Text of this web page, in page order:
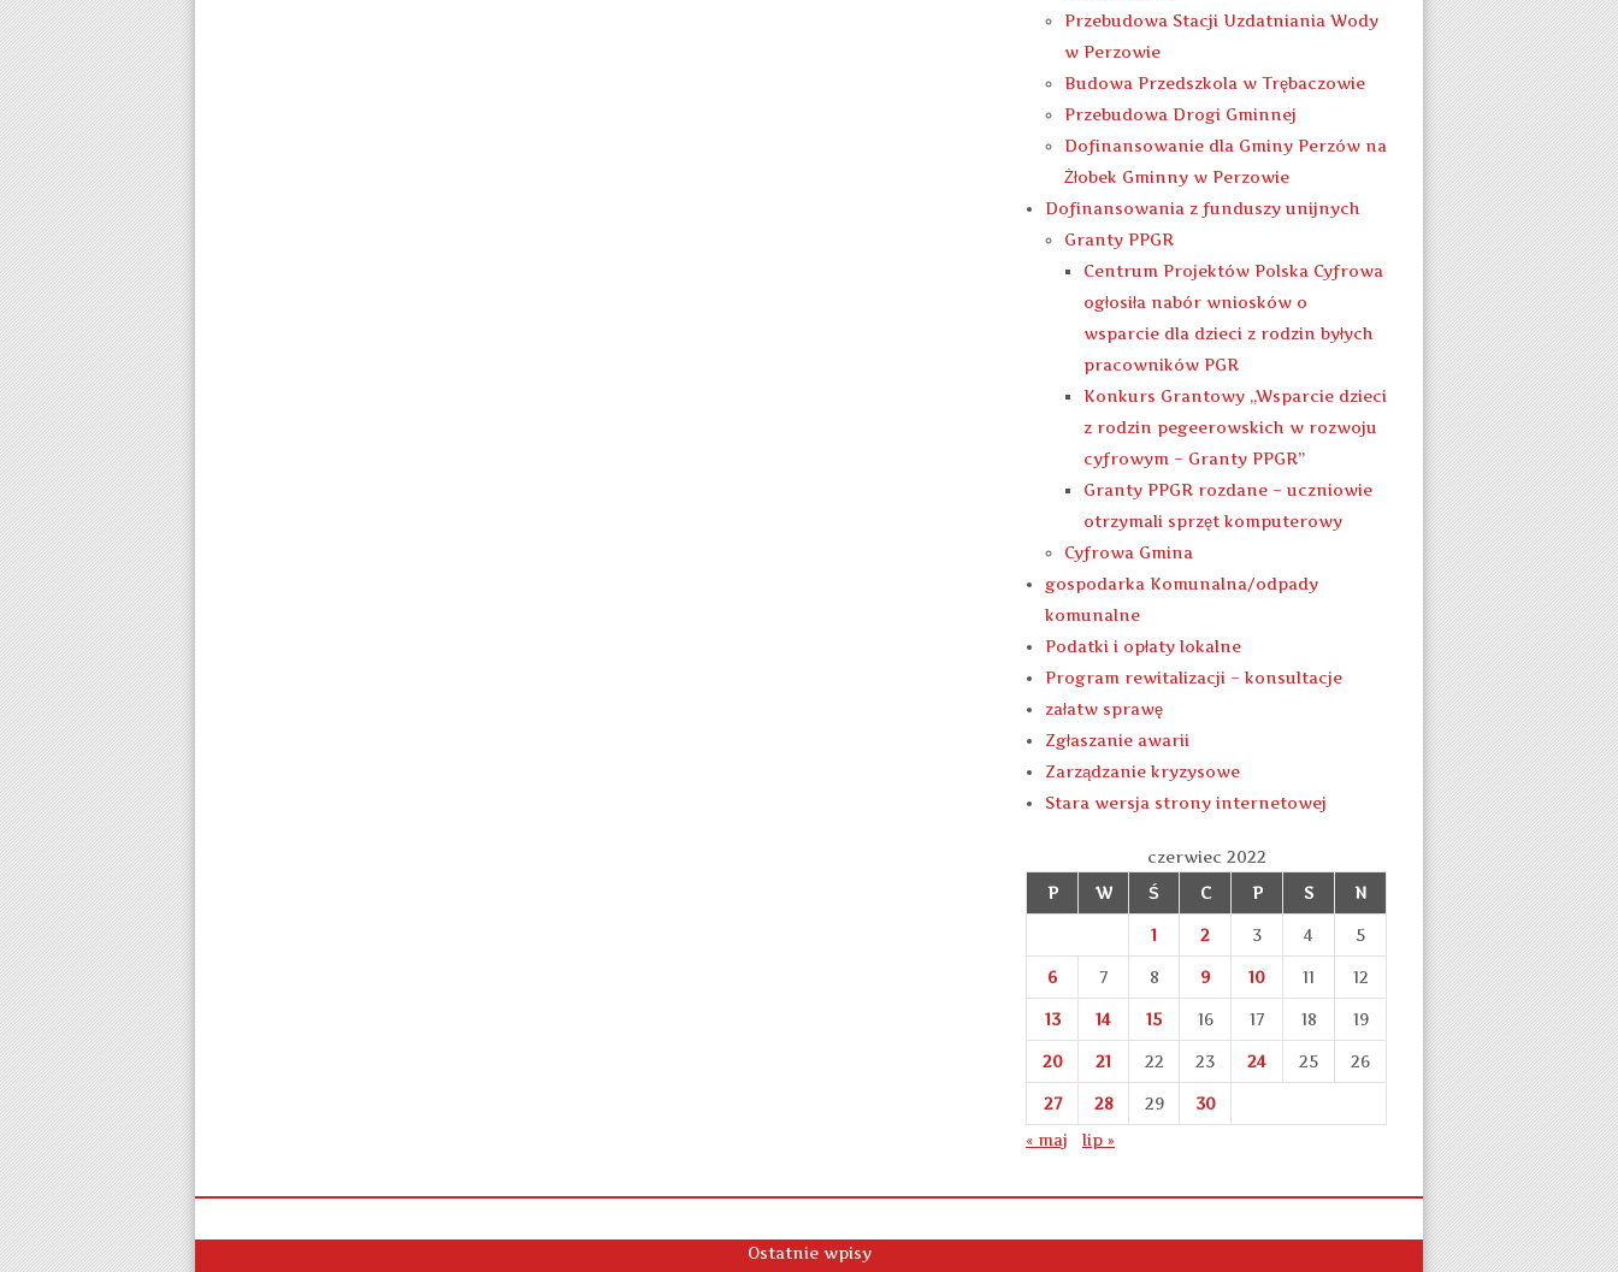
Przebudowa Stacji Uzdatniania Wody
w Perzowie
Budowa Przedszkola w Trębaczowie
Przebudowa Drogi Gminnej
Dofinansowanie dla Gminy Perzów na
Żłobek Gminny w Perzowie
Dofinansowania z funduszy unijnych
Granty PPGR
Centrum Projektów Polska Cyfrowa
ogłosiła nabór wniosków o
wsparcie dla dzieci z rodzin byłych
pracowników PGR
Konkurs Grantowy „Wsparcie dzieci
z rodzin pegeerowskich w rozwoju
cyfrowym – Granty PPGR”
Granty PPGR rozdane – uczniowie
otrzymali sprzęt komputerowy
Cyfrowa Gmina
gospodarka Komunalna/odpady
komunalne
Podatki i opłaty lokalne
Program rewitalizacji – konsultacje
załatw sprawę
Zgłaszanie awarii
Zarządzanie kryzysowe
Stara wersja strony internetowej
czerwiec 2022
P
W Ś C P S N
1 2 3 4 5
6 7 8 9 10 11 12
13 14 15 16 17 18 19
20 21 22 23 24 25 26
27 28 29
30
« maj
lip »
Ostatnie wpisy